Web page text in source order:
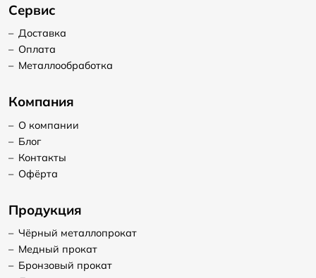
Сервис
– Доставка
– Оплата
– Металлообработка
Компания
– О компании
– Блог
– Контакты
– Офёрта
Продукция
– Чёрный металлопрокат
– Медный прокат
– Бронзовый прокат